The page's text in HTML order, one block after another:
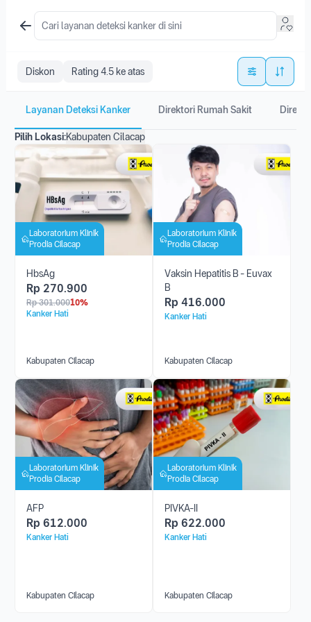
Diskon Rating 4.5 ke atas
Layanan Deteksi Kanker Direktori Rumah Sakit
Pilih Lokasi:Kabupaten Cilacap
Laboratorium Klinik
Prodia Cilacap
HbsAg
Rp 270.900
Rp 301.00010%
Kanker Hati
Kabupaten Cilacap
Laboratorium Klinik
Prodia Cilacap
Vaksin Hepatitis B - Euvax
B
Rp 416.000
Kanker Hati
Kabupaten Cilacap
Laboratorium Klinik
Prodia Cilacap
AFP
Rp 612.000
Kanker Hati
Kabupaten Cilacap
Laboratorium Klinik
Prodia Cilacap
PIVKA-II
Rp 622.000
Kanker Hati
Kabupaten Cilacap